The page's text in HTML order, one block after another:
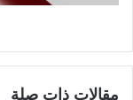
مقالات ذات صلة